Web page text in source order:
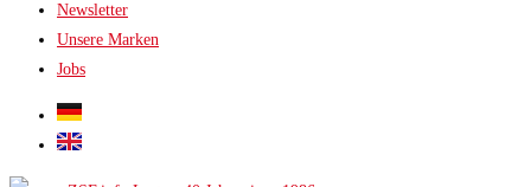
Newsletter
Unsere Marken
Jobs